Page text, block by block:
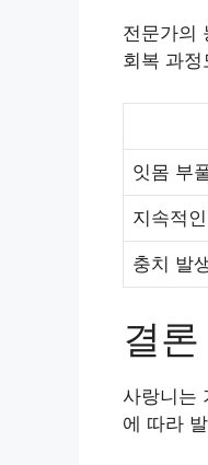
전문가의
회복 과
잇몸 부
지속적
충치 발
결론
사랑니는
에 따라